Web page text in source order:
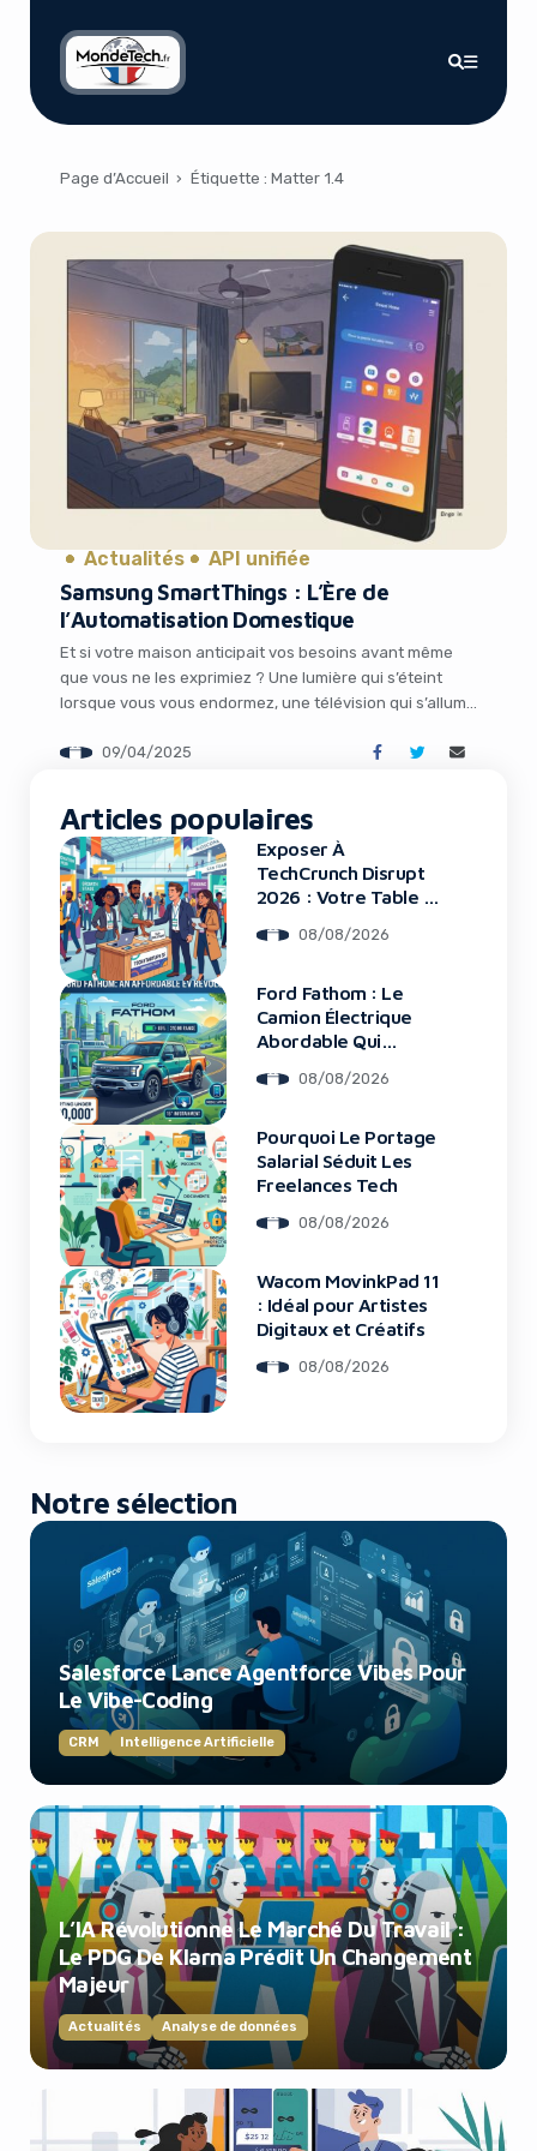
Page d’Accueil › Étiquette : Matter 1.4
Actualités API unifiée
Samsung SmartThings : L’Ère de
l’Automatisation Domestique
Et si votre maison anticipait vos besoins avant même
que vous ne les exprimiez ? Une lumière qui s’éteint
lorsque vous vous endormez, une télévision qui s’allume
appareils qui s’harmonisent avec votre rythme de vie…
09/04/2025
Articles populaires
Exposer À
TechCrunch Disrupt
2026 : Votre Table Au
08/08/2026
Ford Fathom : Le
Camion Électrique
Abordable Qui
Marché08/08/2026
Pourquoi Le Portage
Salarial Séduit Les
Freelances Tech
08/08/2026
Wacom MovinkPad 11
: Idéal pour Artistes
Digitaux et Créatifs
08/08/2026
Notre sélection
Salesforce Lance Agentforce Vibes Pour
Le Vibe-Coding
CRM Intelligence Artificielle
L’IA Révolutionne Le Marché Du Travail :
Le PDG De Klarna Prédit Un Changement
Majeur
Actualités Analyse de données
using an ad-blocker!
Yes, I will turn off Ad-Blocker
No Thanks